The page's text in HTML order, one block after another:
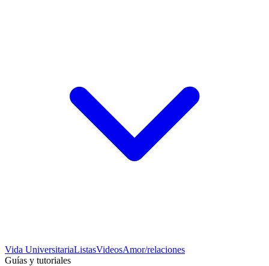
Vida UniversitariaListasVideosAmor/relaciones
Guías y tutoriales